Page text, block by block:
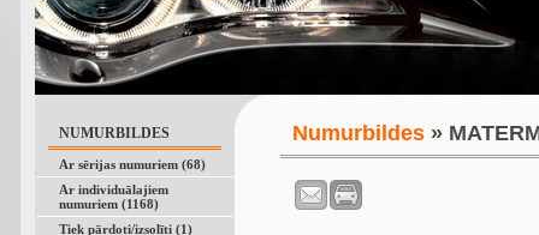
NUMURBILDES
Ar sērijas numuriem (68)
Ar individuālajiem
numuriem (1168)
Tiek pārdoti/izsolīti (1)
Numurbildes»